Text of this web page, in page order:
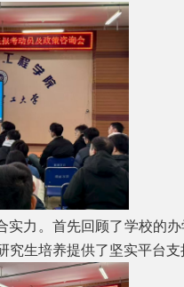
力。首先回顾了学校的
生培养提供了坚实平台支